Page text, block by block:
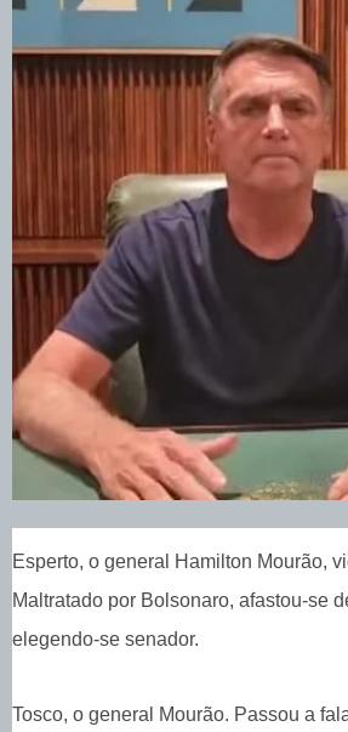
Esperto, o general Hamilton Mourão,
Maltratado por Bolsonaro, afastou-se
elegendo-se senador.
Tosco, o general Mourão. Passou a